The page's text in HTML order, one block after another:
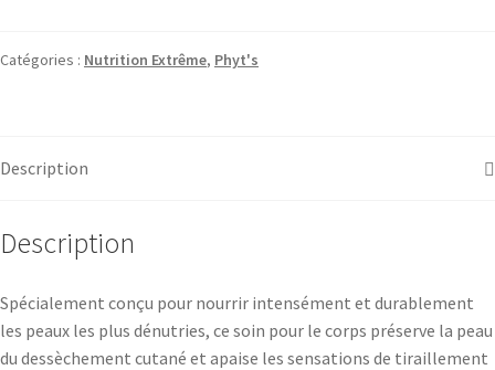
Catégories : Nutrition Extrême, Phyt's
Description
Description
Spécialement conçu pour nourrir intensément et durablement
les peaux les plus dénutries, ce soin pour le corps préserve la peau
du dessèchement cutané et apaise les sensations de tiraillement